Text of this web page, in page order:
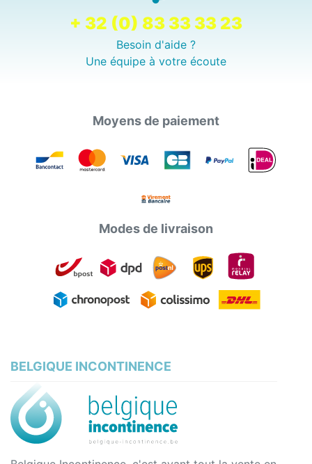
+ 32 (0) 83 33 33 23
Besoin d'aide ?
Une équipe à votre écoute
Moyens de paiement
Modes de livraison
BELGIQUE INCONTINENCE